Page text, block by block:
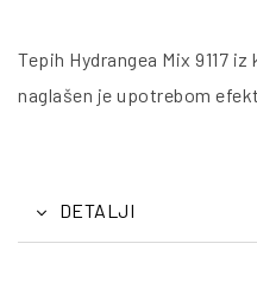
Tepih Hydrangea Mix 9117
naglašen je upotrebom
DETALJI